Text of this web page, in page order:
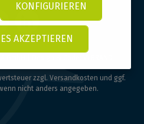
zzgl. Versandkosten und ggf.
nicht anders angegeben.
KONFIGURIEREN
AKZEPTIEREN